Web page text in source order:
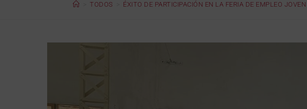
TODOS ÉXITO DE PARTICIPACIÓN EN LA FERIA DE EMPLEO